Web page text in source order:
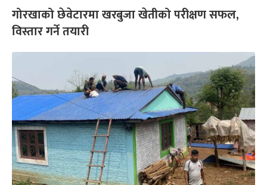
गोरखाको छेवेटारमा खरबुजा खेतीको परीक्षण सफल,
विस्तार गर्ने तयारी